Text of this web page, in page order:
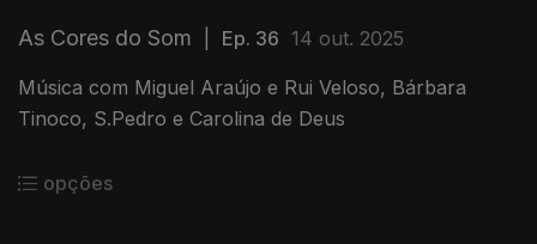
As Cores do Som Ep. 36 14 out. 2025
Música com Miguel Araújo e Rui Veloso, Bárbara
Tinoco, S.Pedro e Carolina de Deus
opções